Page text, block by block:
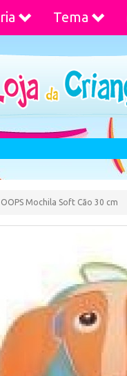
Tema
OOPS Mochila Soft Cão 30 cm